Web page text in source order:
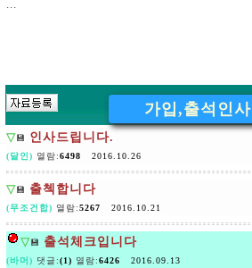
...
가입,출석인사
▽💾 인사드립니다.
(달인) 열람:6498 2016.10.26
▽💾 출첵합니다
(무조건합) 열람:5267 2016.10.21
▽💾 출석체크입니다
(바머) 댓글:(1) 열람:6426 2016.09.13